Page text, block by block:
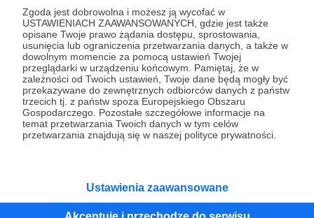
Zgoda jest dobrowolna i możesz ją wycofać w
USTAWIENIACH ZAAWANSOWANYCH, gdzie jest także
opisane Twoje prawo żądania dostępu, sprostowania,
usunięcia lub ograniczenia przetwarzania danych, a także w
dowolnym momencie za pomocą ustawień Twojej
przeglądarki w urządzeniu końcowym. Pamiętaj, że w
zależności od Twoich ustawień, Twoje dane będą mogły być
przekazywane do zewnętrznych odbiorców danych z państw
trzecich tj. z państw spoza Europejskiego Obszaru
Gospodarczego. Pozostałe szczegółowe informacje na
temat przetwarzania Twoich danych w tym celów
przetwarzania znajdują się w naszej polityce prywatności.
Ustawienia zaawansowane
Kategorie
O Patronite
Dodatkowe produkty
Pomoc
RegulaminPolityka prywatnościPatronite Commons